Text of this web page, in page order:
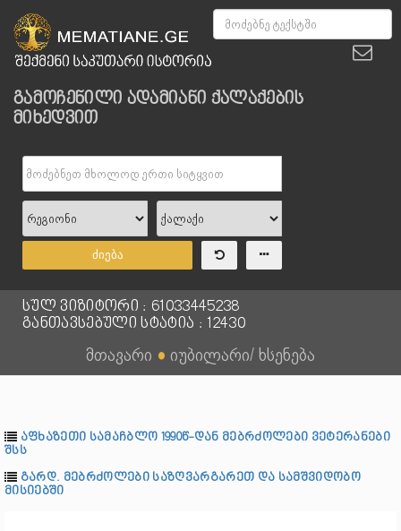
გამოჩენილი ადამიანი ქალაქების
მიხედვით
ძიება
სულ ვიზიტორი : 61033445238
განთავსებული სტატია : 12430
მთავარი ● იუბილარი/ ხსენება
აფხაზეთი სამაჩბლო 1990წ-დან მებრძოლები ვეტერანები
შსს
გარდ. მებრძოლები საზღვარგარეთ და სამშვიდობო
მისიებში